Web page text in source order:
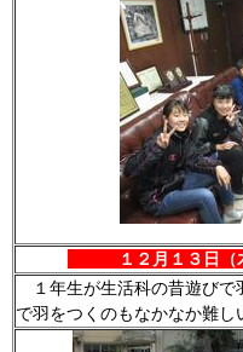
１２月１３日
１年生が生活科の昔遊びで
で羽をつくのもなかなか難し